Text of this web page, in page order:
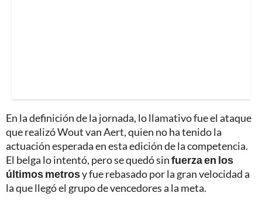
En la definición de la jornada, lo llamativo fue el ataque
que realizó Wout van Aert, quien no ha tenido la
actuación esperada en esta edición de la competencia.
El belga lo intentó, pero se quedó sinfuerza en los
últimos metrosy fue rebasado por la gran velocidad a
la que llegó el grupo de vencedores a la meta.